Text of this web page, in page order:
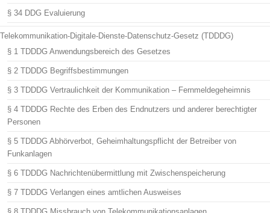
§ 34 DDG Evaluierung
Telekommunikation-Digitale-Dienste-Datenschutz-Gesetz (TDDDG)
§ 1 TDDDG Anwendungsbereich des Gesetzes
§ 2 TDDDG Begriffsbestimmungen
§ 3 TDDDG Vertraulichkeit der Kommunikation – Fernmeldegeheimnis
§ 4 TDDDG Rechte des Erben des Endnutzers und anderer berechtigter
Personen
§ 5 TDDDG Abhörverbot, Geheimhaltungspflicht der Betreiber von
Funkanlagen
§ 6 TDDDG Nachrichtenübermittlung mit Zwischenspeicherung
§ 7 TDDDG Verlangen eines amtlichen Ausweises